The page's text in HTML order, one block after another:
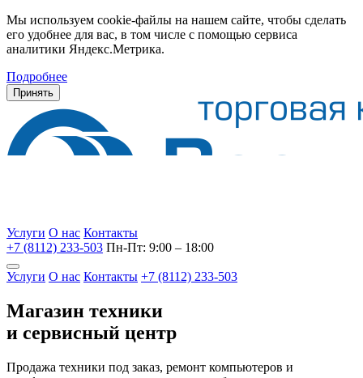
Мы используем cookie-файлы на нашем сайте, чтобы сделать
его удобнее для вас, в том числе с помощью сервиса
аналитики Яндекс.Метрика.
Подробнее
Принять
Услуги О нас Контакты
+7 (8112) 233-503 Пн-Пт: 9:00 – 18:00
Услуги О нас Контакты +7 (8112) 233-503
Магазин техники
и сервисный центр
Продажа техники под заказ, ремонт компьютеров и